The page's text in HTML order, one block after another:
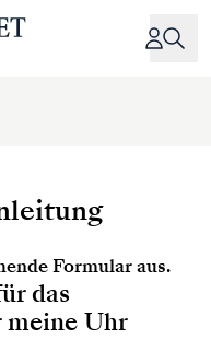
Formular aus.
das
meine Uhr